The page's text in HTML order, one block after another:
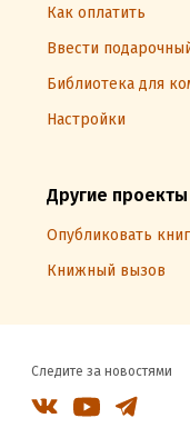
Как оплатить
Ввести
Библиотека для
Настройки
Другие проекты
Опубликовать
Книжный вызов
Следите за новостями